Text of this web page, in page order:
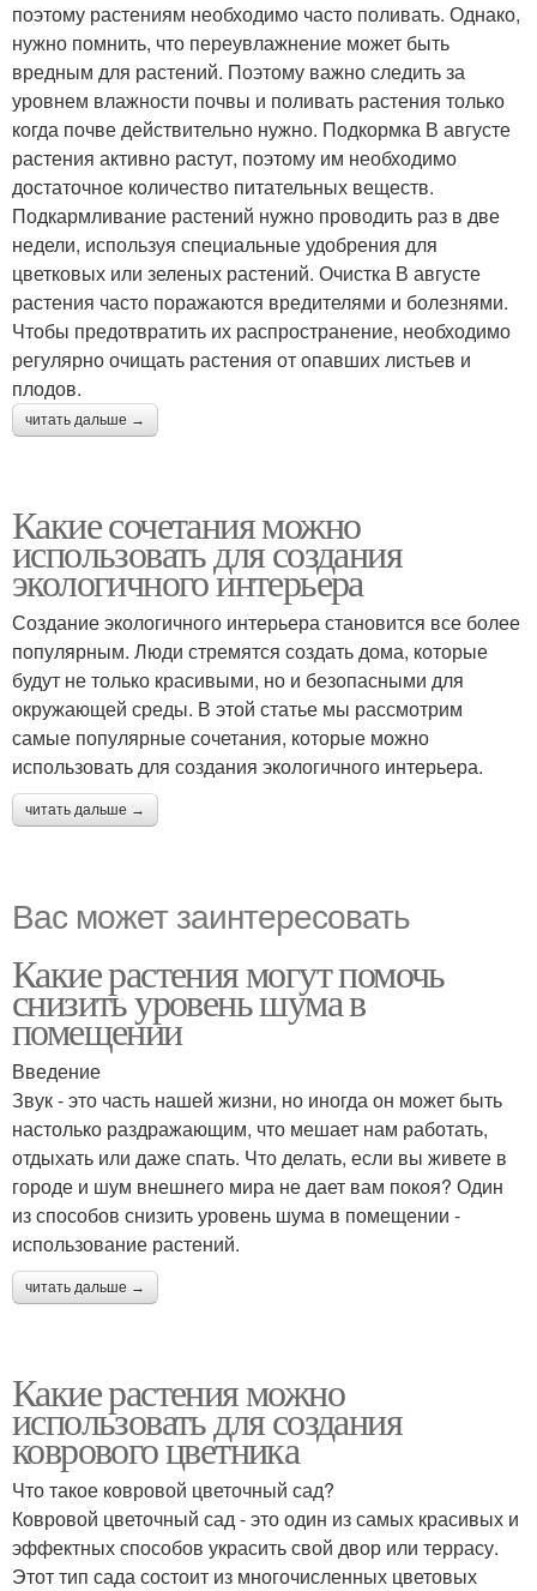
поэтому растениям необходимо часто поливать. Однако,
нужно помнить, что переувлажнение может быть
вредным для растений. Поэтому важно следить за
уровнем влажности почвы и поливать растения только
когда почве действительно нужно. Подкормка В августе
растения активно растут, поэтому им необходимо
достаточное количество питательных веществ.
Подкармливание растений нужно проводить раз в две
недели, используя специальные удобрения для
цветковых или зеленых растений. Очистка В августе
растения часто поражаются вредителями и болезнями.
Чтобы предотвратить их распространение, необходимо
регулярно очищать растения от опавших листьев и
плодов.
читать дальше →
Какие сочетания можно
использовать для создания
экологичного интерьера
Создание экологичного интерьера становится все более
популярным. Люди стремятся создать дома, которые
будут не только красивыми, но и безопасными для
окружающей среды. В этой статье мы рассмотрим
самые популярные сочетания, которые можно
использовать для создания экологичного интерьера.
читать дальше →
Вас может заинтересовать
Какие растения могут помочь
снизить уровень шума в
помещении
Введение
Звук - это часть нашей жизни, но иногда он может быть
настолько раздражающим, что мешает нам работать,
отдыхать или даже спать. Что делать, если вы живете в
городе и шум внешнего мира не дает вам покоя? Один
из способов снизить уровень шума в помещении -
использование растений.
читать дальше →
Какие растения можно
использовать для создания
коврового цветника
Что такое ковровой цветочный сад?
Ковровой цветочный сад - это один из самых красивых и
эффектных способов украсить свой двор или террасу.
Этот тип сада состоит из многочисленных цветовых